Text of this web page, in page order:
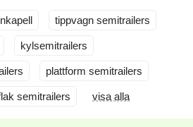
tippvagn semitrailers
kylsemitrailers
plattform semitrailers
semitrailers visa alla